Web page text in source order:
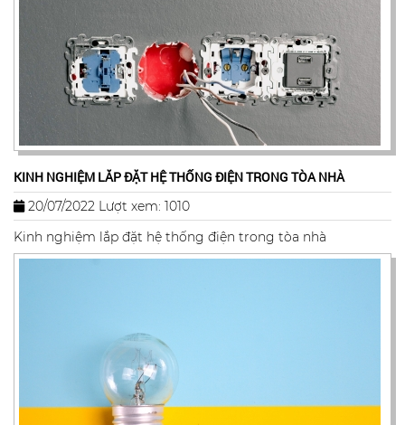
KINH NGHIỆM LẮP ĐẶT HỆ THỐNG ĐIỆN TRONG TÒA NHÀ
20/07/2022 Lượt xem: 1010
Kinh nghiệm lắp đặt hệ thống điện trong tòa nhà